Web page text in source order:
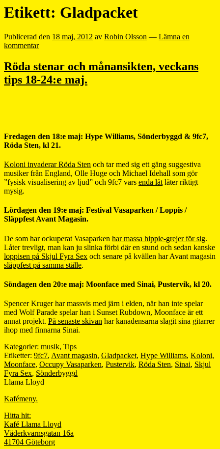
Etikett: Gladpacket
Publicerad den 18 maj, 2012 av Robin Olsson — Lämna en
kommentar
Röda stenar och månansikten, veckans
tips 18-24:e maj.
Fredagen den 18:e maj: Hype Williams, Sönderbyggd & 9fc7,
Röda Sten, kl 21.
Koloni invaderar Röda Sten och tar med sig ett gäng suggestiva
musiker från England, Olle Huge och Michael Idehall som gör
”fysisk visualisering av ljud” och 9fc7 vars enda låt låter riktigt
mysig.
Lördagen den 19:e maj: Festival Vasaparken / Loppis /
Släppfest Avant Magasin.
De som har ockuperat Vasaparken har massa hippie-grejer för sig.
Låter trevligt, man kan ju slinka förbi där en stund och sedan kanske
loppisen på Skjul Fyra Sex och senare på kvällen har Avant magasin
släppfest på samma ställe.
Söndagen den 20:e maj: Moonface med Sinai, Pustervik, kl 20.
Spencer Kruger har massvis med järn i elden, när han inte spelar
med Wolf Parade spelar han i Sunset Rubdown, Moonface är ett
annat projekt. På senaste skivan har kanadensarna slagit sina gitarrer
ihop med finnarna Sinai.
Kategorier: musik, Tips
Etiketter: 9fc7, Avant magasin, Gladpacket, Hype Williams, Koloni,
Moonface, Occupy Vasaparken, Pustervik, Röda Sten, Sinai, Skjul
Fyra Sex, Sönderbyggd
Llama Lloyd
Kafémeny.
Hitta hit:
Kafé Llama Lloyd
Väderkvarnsgatan 16a
41704 Göteborg